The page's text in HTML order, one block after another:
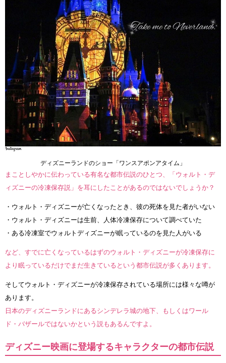
ディズニーランドのショー「ワンスアポンアタイム」
まことしやかに伝わっている有名な都市伝説のひとつ、「ウォルト・デ
ィズニーの冷凍保存説」を耳にしたことがあるのではないでしょうか？
・ウォルト・ディズニーが亡くなったとき、彼の死体を見た者がいない
・ウォルト・ディズニーは生前、人体冷凍保存について調べていた
・ある冷凍室でウォルトディズニーが眠っているのを見た人がいる
など、すでに亡くなっているはずのウォルト・ディズニーが冷凍保存に
より眠っているだけでまだ生きているという都市伝説が多くあります。
そしてウォルト・ディズニーが冷凍保存されている場所には様々な噂が
あります。
日本のディズニーランドにあるシンデレラ城の地下、もしくはワール
ド・バザールではないかという説もあるんですよ。
ディズニー映画に登場するキャラクターの都市伝説